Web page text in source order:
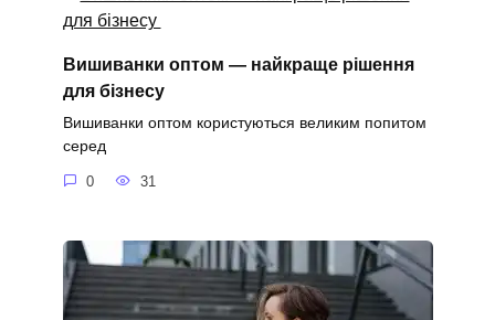
Вишиванки оптом — найкраще рішення
для бізнесу
Вишиванки оптом користуються великим попитом
серед
0 31